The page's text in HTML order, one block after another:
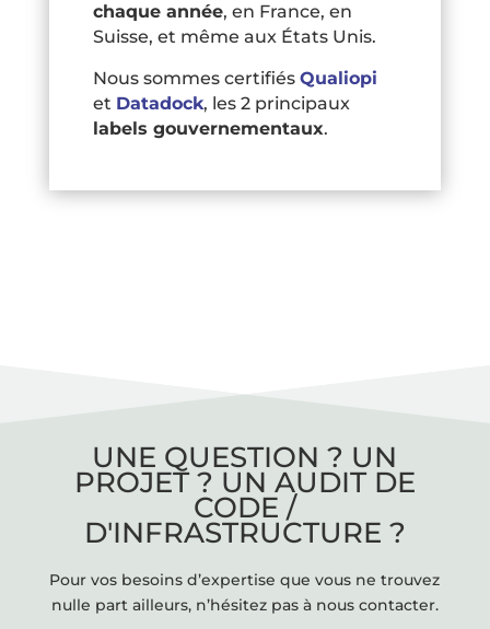
chaque année, en France, en
Suisse, et même aux États Unis.
Nous sommes certifiés Qualiopi
et Datadock
, les 2 principaux
labels gouvernementaux.
UNE QUESTION ? UN
PROJET ? UN AUDIT DE
CODE /
D'INFRASTRUCTURE ?
Pour vos besoins d’expertise que vous ne trouvez
nulle part ailleurs, n’hésitez pas à nous contacter.